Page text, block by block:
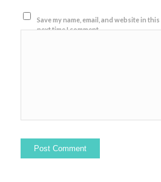
Save my name, email, and website in
next time I comment.